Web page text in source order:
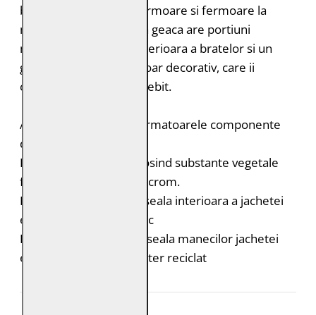
buzunare laterale cu fermoare si fermoare la
maneci. In plus, aceasta geaca are portiuni
matlasate in partea superioara a bratelor si un
guler stand-up cu fermoar decorativ, care ii
confera un aspect deosebit.
Acest produs contine urmatoarele componente
durabile:
Pielea este tabacita folosind substante vegetale
fara adaos de saruri de crom.
Bumbac organic: captuseala interioara a jachetei
este din bumbac organic
Poliester reciclat: captuseala manecilor jachetei
este realizata din poliester reciclat